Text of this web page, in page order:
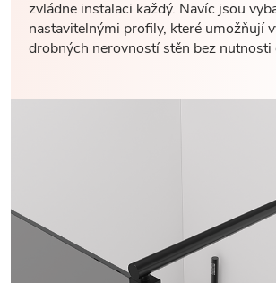
zvládne instalaci každý. Navíc jsou
nastavitelnými profily, které umožňují
drobných nerovností stěn bez nutnosti